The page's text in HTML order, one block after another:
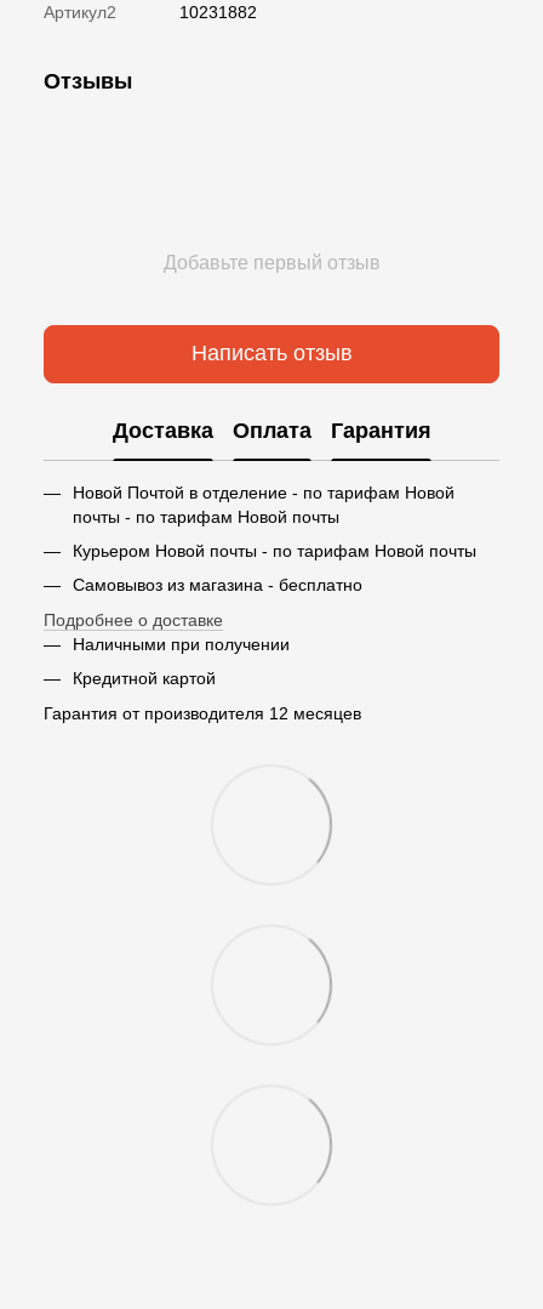
Артикул2 10231882
Отзывы
Добавьте первый отзыв
Написать отзыв
Доставка Оплата Гарантия
Новой Почтой в отделение - по тарифам Новой
почты - по тарифам Новой почты
Курьером Новой почты - по тарифам Новой почты
Самовывоз из магазина - бесплатно
Подробнее о доставке
Наличными при получении
Кредитной картой
Гарантия от производителя 12 месяцев